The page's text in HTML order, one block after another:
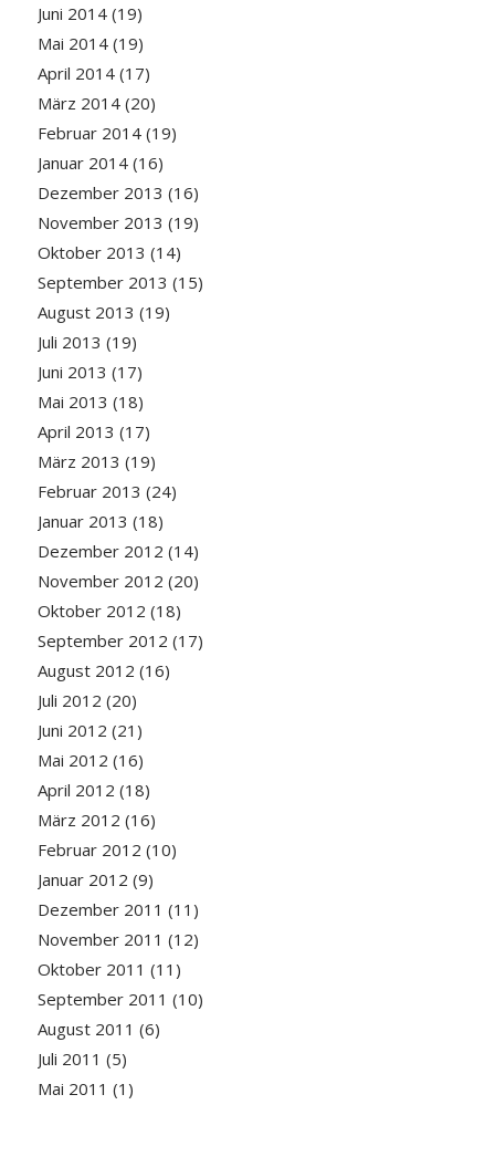
Juni 2014(19)
Mai 2014(19)
April 2014(17)
März 2014(20)
Februar 2014(19)
Januar 2014(16)
Dezember 2013 (16)
November 2013 (19)
Oktober 2013 (14)
September 2013 (15)
August 2013 (19)
Juli 2013 (19)
Juni 2013 (17)
Mai 2013 (18)
April 2013 (17)
März 2013 (19)
Februar 2013 (24)
Januar 2013 (18)
Dezember 2012 (14)
November 2012 (20)
Oktober 2012 (18)
September 2012 (17)
August 2012 (16)
Juli 2012 (20)
Juni 2012 (21)
Mai 2012 (16)
April 2012 (18)
März 2012 (16)
Februar 2012 (10)
Januar 2012 (9)
Dezember 2011 (11)
November 2011 (12)
Oktober 2011 (11)
September 2011 (10)
August 2011 (6)
Juli 2011 (5)
Mai 2011 (1)